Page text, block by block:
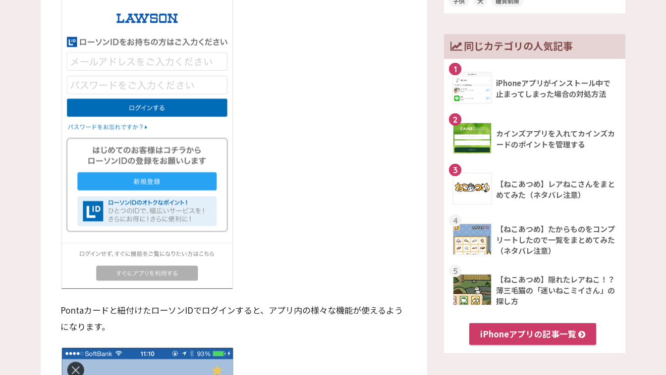
Pontaカードと紐付けたローソンIDでログインすると、アプリ内の様々な機能が使えるよう
になります。
同じカテゴリの人気記事
1
iPhoneアプリがインストール中で
止まってしまった場合の対処方法
2
カインズアプリを入れてカインズカ
ードのポイントを管理する
3
【ねこあつめ】レアねこさんをまと
めてみた（ネタバレ注意）
4
【ねこあつめ】たからものをコンプ
リートしたので一覧をまとめてみた
（ネタバレ注意）
5
【ねこあつめ】隠れたレアねこ！？
薄三毛猫の「迷いねこミイさん」の
探し方
iPhoneアプリの記事一覧